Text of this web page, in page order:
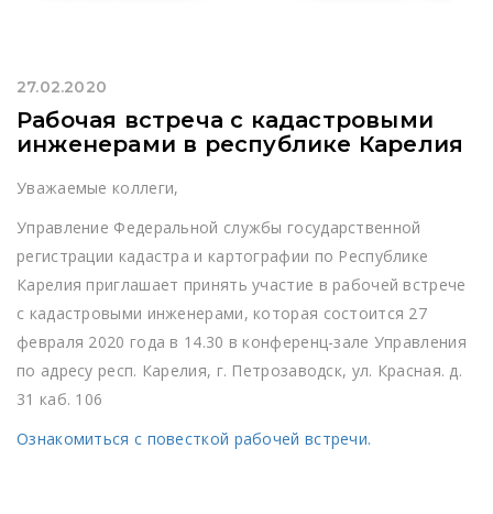
27.02.2020
Рабочая встреча с кадастровыми
инженерами в республике Карелия
Уважаемые коллеги,
Управление Федеральной службы государственной
регистрации кадастра и картографии по Республике
Карелия приглашает принять участие в рабочей встрече
с кадастровыми инженерами, которая состоится 27
февраля 2020 года в 14.30 в конференц-зале Управления
по адресу респ. Карелия, г. Петрозаводск, ул. Красная. д.
31 каб. 106
Ознакомиться с повесткой рабочей встречи.